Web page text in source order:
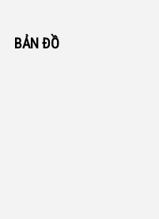
BẢN ĐỒ